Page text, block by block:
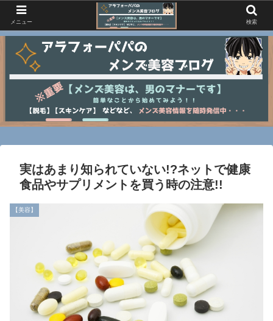
実はあまり知られていない!?ネットで健康
食品やサプリメントを買う時の注意!!
【美容】
メニュー 検索